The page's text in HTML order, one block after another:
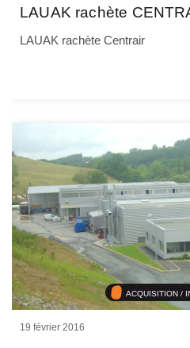
LAUAK rachète
LAUAK rachète Centrair
ACQUISITION /
19 février 2016